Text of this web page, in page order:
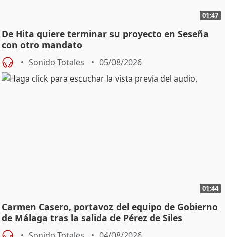
01:47
De Hita quiere terminar su proyecto en Seseña
con otro mandato
Sonido Totales 05/08/2026
01:44
Carmen Casero, portavoz del equipo de Gobierno
de Málaga tras la salida de Pérez de Siles